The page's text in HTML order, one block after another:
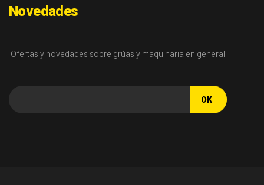
Novedades
Ofertas y novedades sobre grúas y maquinaria en general
OK